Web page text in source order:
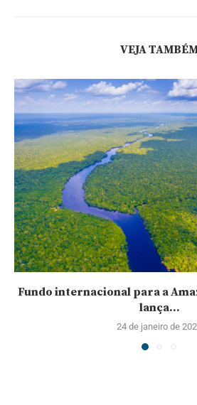
VEJA
Fundo internacional para a
lança...
24 de janeiro de